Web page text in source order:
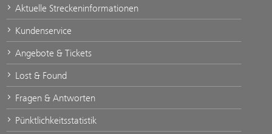
Aktuelle Streckeninformationen
Kundenservice
Angebote & Tickets
Lost & Found
Fragen & Antworten
Pünktlichkeitsstatistik